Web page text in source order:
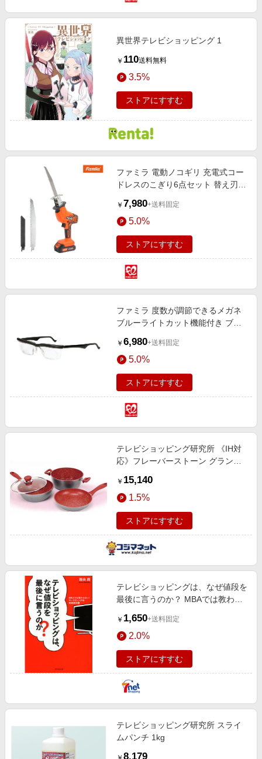
異世界テレビショッピング 1
￥ 110送料無料
3.5%
ストアにすすむ
ファミラ 電動ノコギリ 充電式コー
ドレスのこぎり6点セット 替え刃2
￥ 7,980+送料固定
5.0%
ストアにすすむ
ファミラ 度数が調節できるメガネ
ブルーライトカット機能付き ブラ
￥ 6,980+送料固定
5.0%
ストアにすすむ
テレビショッピング研究所 《IH対
応》フレーバーストーン グランド4
テンセット
￥ 15,140
1.5%
ストアにすすむ
テレビショッピングは、なぜ値段を
最後に言うのか？ MBAでは教わら
￥ 1,650+送料固定
2.0%
ストアにすすむ
テレビショッピング研究所 スライ
ムパンチ 1kg
8,179